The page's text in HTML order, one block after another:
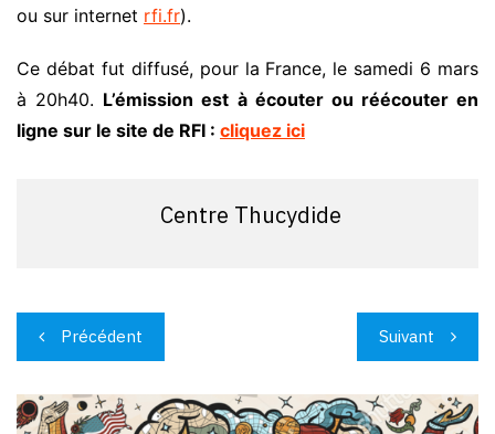
ou sur internet rfi.fr).
Ce débat fut diffusé, pour la France, le samedi 6 mars
à 20h40. L’émission est à écouter ou réécouter en
ligne sur le site de RFI : cliquez ici
Centre Thucydide
Navigation
de
l’article
Précédent Suivant